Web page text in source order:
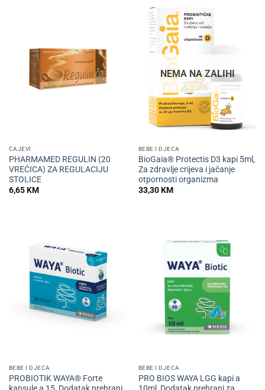
ČAJEVI
PHARMAMED REGULIN (20
VREĆICA) ZA REGULACIJU
STOLICE
6,65KM
NEMA NA ZALIHI
BEBE I DJECA
BioGaia® Protectis D3 kapi 5ml,
Za zdravlje crijeva i jačanje
otpornosti organizma
33,30KM
BEBE I DJECA
PROBIOTIK WAYA® Forte
BEBE I DJECA
PRO BIOS WAYA LGG kapi a